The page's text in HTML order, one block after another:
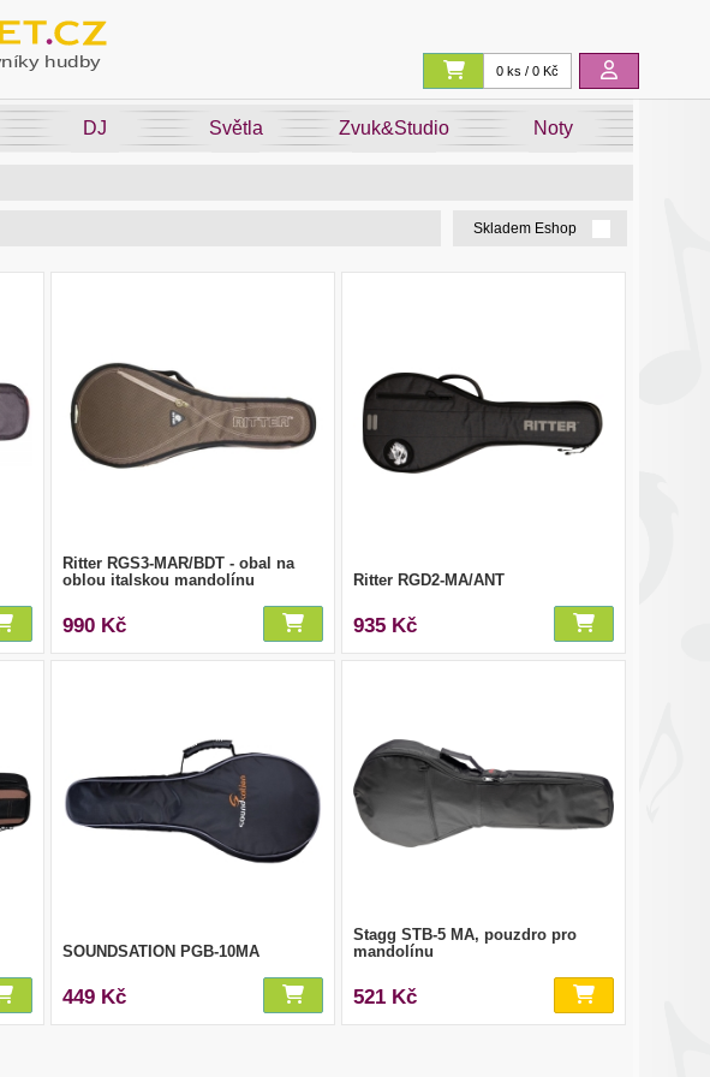
0 ks / 0 Kč
DJ Světla Zvuk&Studio Noty
Skladem Eshop
Ritter RGS3-MAR/BDT - obal na
oblou italskou mandolínu
990 Kč
Ritter RGD2-MA/ANT
935 Kč
SOUNDSATION PGB-10MA
449 Kč
Stagg STB-5 MA, pouzdro pro
mandolínu
521 Kč